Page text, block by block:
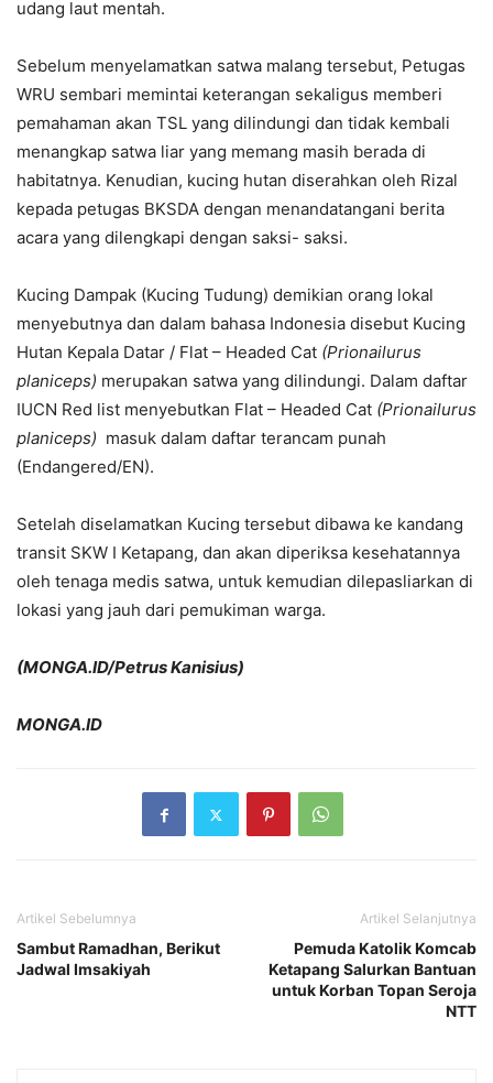
udang laut mentah.
Sebelum menyelamatkan satwa malang tersebut, Petugas
WRU sembari memintai keterangan sekaligus memberi
pemahaman akan TSL yang dilindungi dan tidak kembali
menangkap satwa liar yang memang masih berada di
habitatnya. Kenudian, kucing hutan diserahkan oleh Rizal
kepada petugas BKSDA dengan menandatangani berita
acara yang dilengkapi dengan saksi- saksi.
Kucing Dampak (Kucing Tudung) demikian orang lokal
menyebutnya dan dalam bahasa Indonesia disebut Kucing
Hutan Kepala Datar / Flat – Headed Cat (Prionailurus
planiceps) merupakan satwa yang dilindungi. Dalam daftar
IUCN Red list menyebutkan Flat – Headed Cat (Prionailurus
planiceps) masuk dalam daftar terancam punah
(Endangered/EN).
Setelah diselamatkan Kucing tersebut dibawa ke kandang
transit SKW I Ketapang, dan akan diperiksa kesehatannya
oleh tenaga medis satwa, untuk kemudian dilepasliarkan di
lokasi yang jauh dari pemukiman warga.
(MONGA.ID/Petrus Kanisius)
MONGA.ID
Artikel Sebelumnya
Sambut Ramadhan, Berikut
Jadwal Imsakiyah
Artikel Selanjutnya
Pemuda Katolik Komcab
Ketapang Salurkan Bantuan
untuk Korban Topan Seroja
NTT